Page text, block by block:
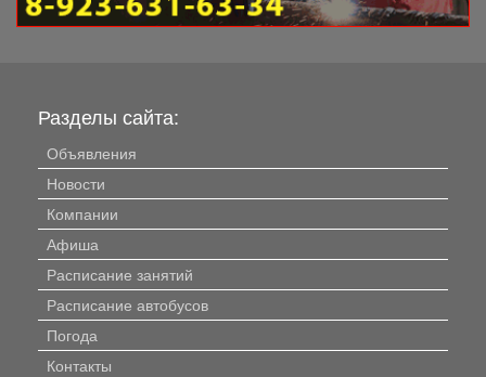
Разделы сайта:
Объявления
Новости
Компании
Афиша
Расписание занятий
Расписание автобусов
Погода
Контакты